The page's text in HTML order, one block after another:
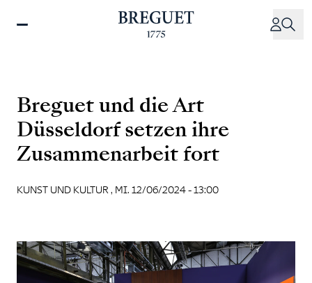
zum
Breguet und die Art
Düsseldorf setzen ihre
Zusammenarbeit fort
KUNST UND KULTUR , MI. 12/06/2024 - 13:00